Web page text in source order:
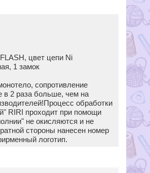
цвет цепи Ni
1 замок
сопротивление
в 2 раза больше, чем на
обработки
RIRI проходит при помощи
не окисляются и не
стороны нанесен номер
логотип.